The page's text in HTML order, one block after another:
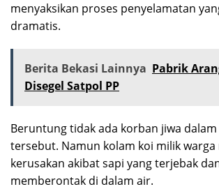
menyaksikan proses penyelamatan
dramatis.
Berita Bekasi Lainnya Pabrik
Disegel Satpol PP
Beruntung tidak ada korban jiwa
tersebut. Namun kolam koi milik warga
kerusakan akibat sapi yang terjebak
memberontak di dalam air.